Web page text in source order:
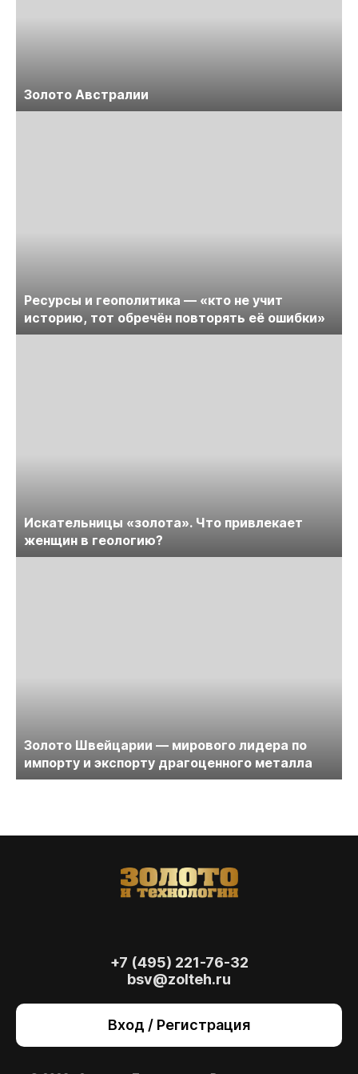
Золото Австралии
Ресурсы и геополитика — «кто не учит
историю, тот обречён повторять её ошибки»
Искательницы «золота». Что привлекает
женщин в геологию?
Золото Швейцарии — мирового лидера по
импорту и экспорту драгоценного металла
+7 (495) 221-76-32
bsv@zolteh.ru
Вход / Регистрация
также для анализа сайта и улучшения